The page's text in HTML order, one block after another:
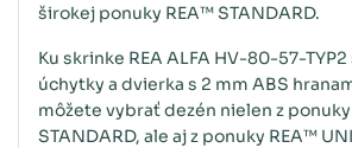
širokej ponuky REA™ STANDARD.
Ku skrinke REA ALFA HV-80-57-
úchytky a dvierka s 2 mm ABS
môžete vybrať dezén nielen z
STANDARD, ale aj z ponuky REA™